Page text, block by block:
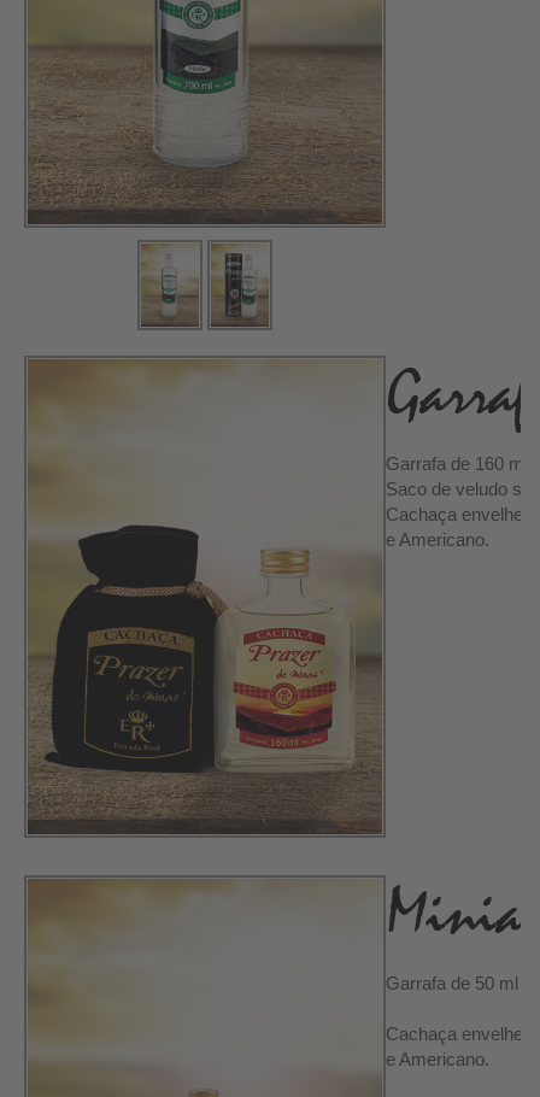
Garrafa de 160 ml
Saco de veludo
Cachaça
e Americano.
Garrafa de 50 ml
Cachaça
e Americano.